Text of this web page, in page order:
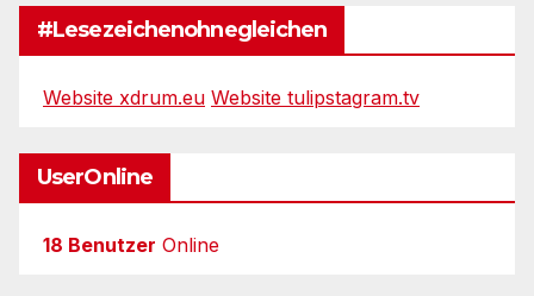
#Lesezeichenohnegleichen
Website xdrum.eu Website tulipstagram.tv
UserOnline
18 Benutzer Online